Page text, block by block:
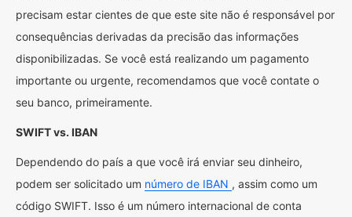
precisam estar cientes de que este site não é responsável por
consequências derivadas da precisão das informações
disponibilizadas. Se você está realizando um pagamento
importante ou urgente, recomendamos que você contate o
seu banco, primeiramente.
SWIFT vs. IBAN
Dependendo do país a que você irá enviar seu dinheiro,
podem ser solicitado um número de IBAN , assim como um
código SWIFT. Isso é um número internacional de conta